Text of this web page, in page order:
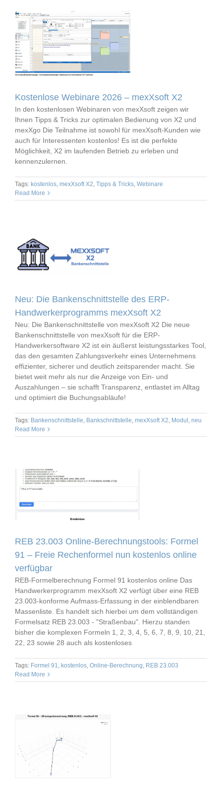
Kostenlose Webinare 2026 – mexXsoft X2
In den kostenlosen Webinaren von mexXsoft zeigen wir
Ihnen Tipps & Tricks zur optimalen Bedienung von X2 und
mexXgo Die Teilnahme ist sowohl für mexXsoft-Kunden wie
auch für Interessenten kostenlos! Es ist die perfekte
Möglichkeit, X2 im laufenden Betrieb zu erleben und
kennenzulernen.
Tags: kostenlos, mexXsoft X2, Tipps & Tricks, Webinare
Read More
Neu: Die Bankenschnittstelle des ERP-
Handwerkerprogramms mexXsoft X2
Neu: Die Bankenschnittstelle von mexXsoft X2 Die neue
Bankenschnittstelle von mexXsoft für die ERP-
Handwerkersoftware X2 ist ein äußerst leistungsstarkes Tool,
das den gesamten Zahlungsverkehr eines Unternehmens
effizienter, sicherer und deutlich zeitsparender macht. Sie
bietet weit mehr als nur die Anzeige von Ein- und
Auszahlungen – sie schafft Transparenz, entlastet im Alltag
und optimiert die Buchungsabläufe!
Tags: Bankenschnittstelle, Bankschnittstelle, mexXsoft X2, Modul , neu
Read More
REB 23.003 Online-Berechnungstools: Formel
91 – Freie Rechenformel nun kostenlos online
verfügbar
REB-Formelberechnung Formel 91 kostenlos online Das
Handwerkerprogramm mexXsoft X2 verfügt über eine REB
23.003-konforme Aufmass-Erfassung in der einblendbaren
Massenliste. Es handelt sich hierbei um dem vollständigen
Formelsatz REB 23.003 - "Straßenbau". Hierzu standen
bisher die komplexen Formeln 1, 2, 3, 4, 5, 6, 7, 8, 9, 10, 21,
22, 23 sowie 28 auch als kostenloses
Tags: Formel 91, kostenlos, Online-Berechnung, REB 23.003
Read More